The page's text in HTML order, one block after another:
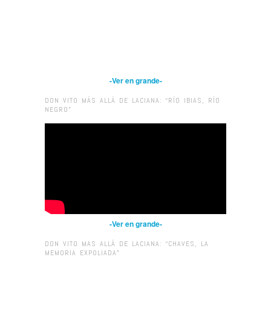
-Ver en grande-
DON VITO MÁS ALLÁ DE LACIANA: “RÍO IBIAS, RÍO
NEGRO”
-Ver en grande-
DON VITO MAS ALLÁ DE LACIANA: “CHAVES, LA
MEMORIA EXPOLIADA”